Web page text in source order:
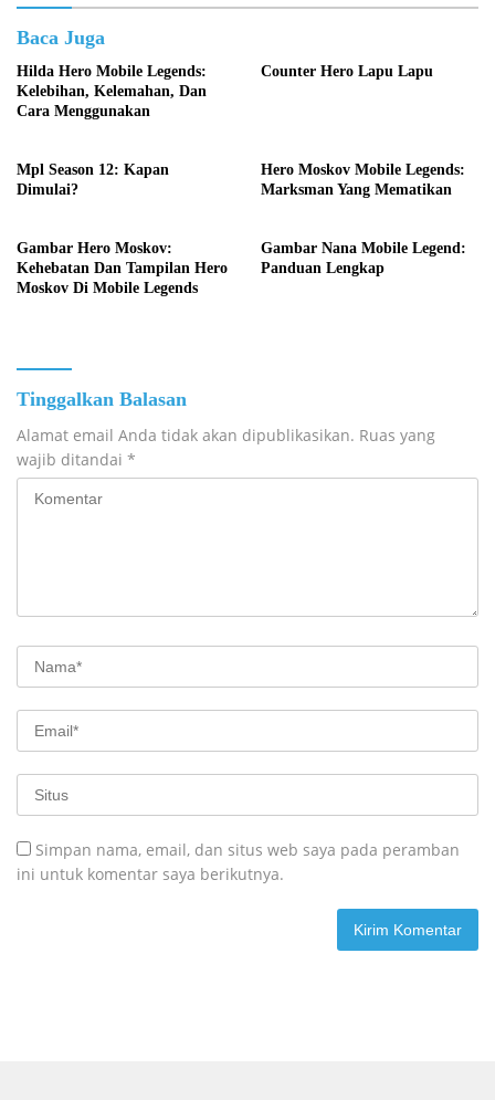
Baca Juga
Hilda Hero Mobile Legends:
Kelebihan, Kelemahan, Dan
Cara Menggunakan
Counter Hero Lapu Lapu
Mpl Season 12: Kapan
Dimulai?
Hero Moskov Mobile Legends:
Marksman Yang Mematikan
Gambar Hero Moskov:
Kehebatan Dan Tampilan Hero
Moskov Di Mobile Legends
Gambar Nana Mobile Legend:
Panduan Lengkap
Tinggalkan Balasan
Alamat email Anda tidak akan dipublikasikan. Ruas yang
wajib ditandai *
Simpan nama, email, dan situs web saya pada peramban
ini untuk komentar saya berikutnya.